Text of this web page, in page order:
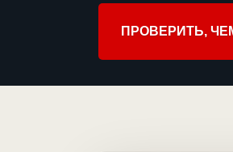
ПРОВЕРИТЬ,